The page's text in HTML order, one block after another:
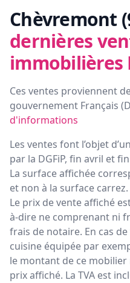
Chèvremont
dernières
immobilières
Ces ventes proviennent
gouvernement Français (
d'informations
Les ventes font l’objet
par la DGFiP, fin avril et
La surface affichée
et non à la surface carrez.
Le prix de vente affiché
à-dire ne comprenant ni
frais de notaire. En cas
cuisine équipée par
le montant de ce
prix affiché. La TVA est